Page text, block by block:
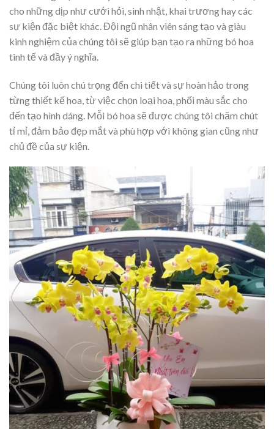
cho những dịp như cưới hỏi, sinh nhật, khai trương hay các
sự kiện đặc biệt khác. Đội ngũ nhân viên sáng tạo và giàu
kinh nghiệm của chúng tôi sẽ giúp bạn tạo ra những bó hoa
tinh tế và đầy ý nghĩa.
Chúng tôi luôn chú trọng đến chi tiết và sự hoàn hảo trong
từng thiết kế hoa, từ việc chọn loại hoa, phối màu sắc cho
đến tạo hình dáng. Mỗi bó hoa sẽ được chúng tôi chăm chút
tỉ mỉ, đảm bảo đẹp mắt và phù hợp với không gian cũng như
chủ đề của sự kiện.